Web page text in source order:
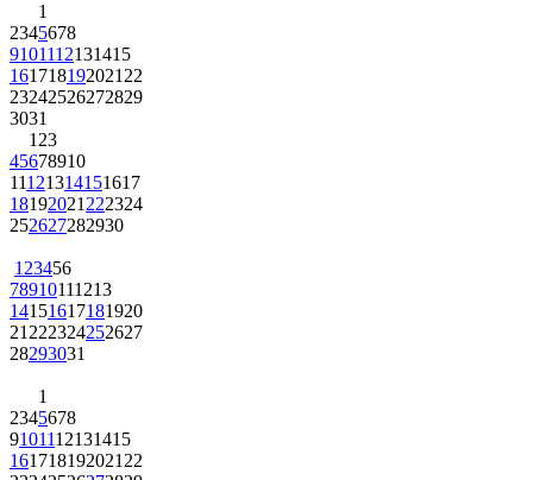
1
2345678
9101112131415
161718192021 22
23242526272829
3031
1 23
45678910
11121314151617
18192021 222324
252627282930
1 23456
78910111213
14151617181920
21 222324252627
28293031
1
2345678
9101112131415
161718192021 22